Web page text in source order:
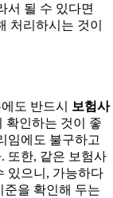
서 될 수 있다면
처리하시는 것이
도 반드시 보험사
확인하는 것이 좋
임에도 불구하고
또한, 같은 보험사
있으니, 가능하다
준을 확인해 두는